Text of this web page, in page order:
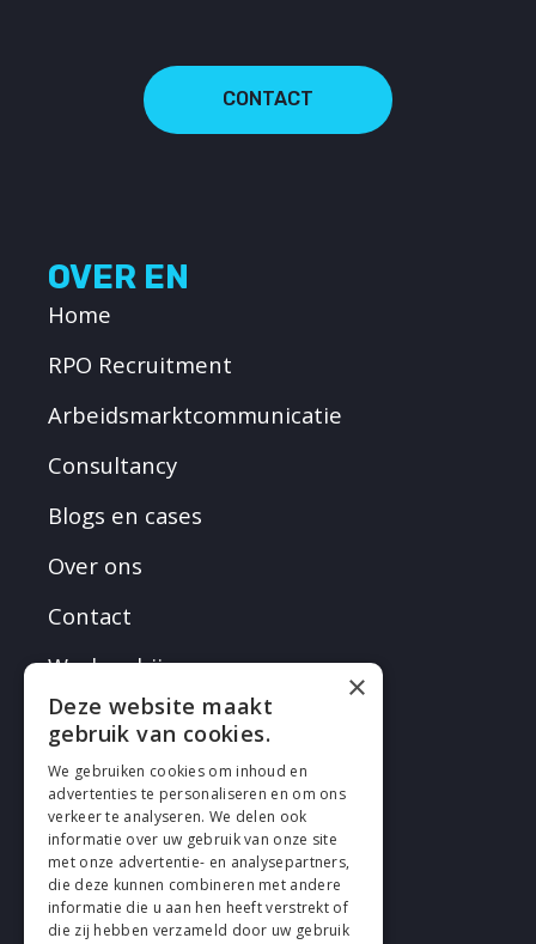
CONTACT
OVER EN
Home
RPO Recruitment
Arbeidsmarktcommunicatie
Consultancy
Blogs en cases
Over ons
Contact
Werken bij
VOLG EN
×
Deze website maakt
gebruik van cookies.
We gebruiken cookies om inhoud en
advertenties te personaliseren en om ons
verkeer te analyseren. We delen ook
informatie over uw gebruik van onze site
met onze advertentie- en analysepartners,
die deze kunnen combineren met andere
informatie die u aan hen heeft verstrekt of
die zij hebben verzameld door uw gebruik